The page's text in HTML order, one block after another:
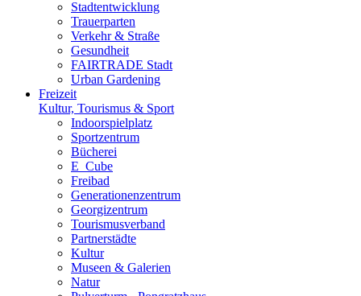
Stadtentwicklung
Trauerparten
Verkehr & Straße
Gesundheit
FAIRTRADE Stadt
Urban Gardening
Freizeit
Kultur, Tourismus & Sport
Indoorspielplatz
Sportzentrum
Bücherei
E_Cube
Freibad
Generationenzentrum
Georgizentrum
Tourismusverband
Partnerstädte
Kultur
Museen & Galerien
Natur